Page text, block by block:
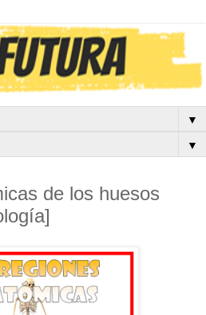
▼
▼
de los huesos